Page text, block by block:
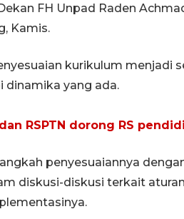
FH Unpad Raden
Kamis.
kurikulum menjadi
dinamika yang ada.
RSPTN dorong RS
penyesuaiannya
diskusi-diskusi terkait